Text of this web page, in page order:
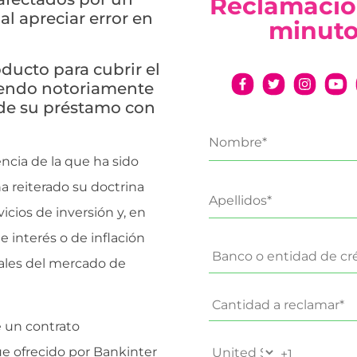
apreciar error en
para cubrir el
notoriamente
su préstamo con
de la que ha sido
reiterado su doctrina
de inversión y, en
interés o de inflación
del mercado de
un contrato
ofrecido por Bankinter